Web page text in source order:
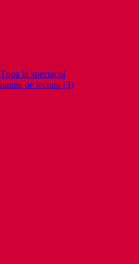
în spectacol
de lectura (3)